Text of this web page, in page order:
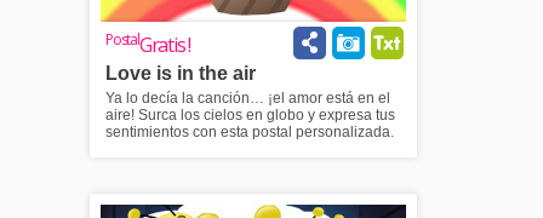
PostalGratis !
Love is in the air
Ya lo decía la canción… ¡el amor está en el
aire! Surca los cielos en globo y expresa tus
sentimientos con esta postal personalizada.